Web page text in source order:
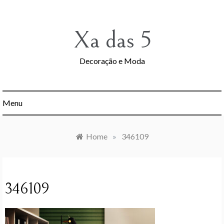
Xa das 5
Decoração e Moda
Menu
Home » 346109
346109